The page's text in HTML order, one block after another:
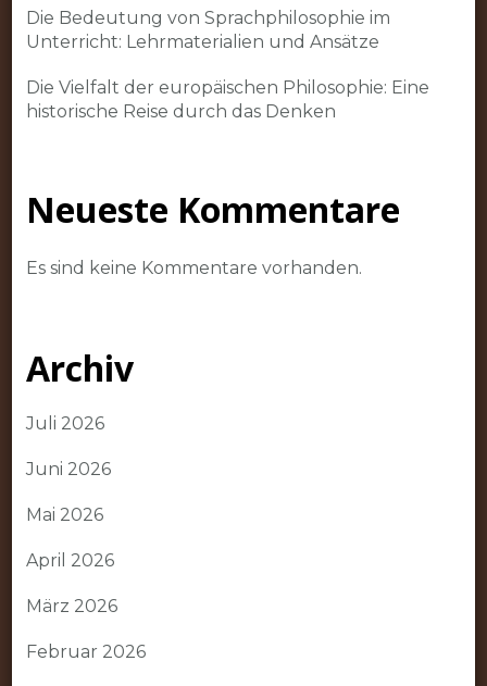
Die Bedeutung von Sprachphilosophie im
Unterricht: Lehrmaterialien und Ansätze
Die Vielfalt der europäischen Philosophie: Eine
historische Reise durch das Denken
Neueste Kommentare
Es sind keine Kommentare vorhanden.
Archiv
Juli 2026
Juni 2026
Mai 2026
April 2026
März 2026
Februar 2026